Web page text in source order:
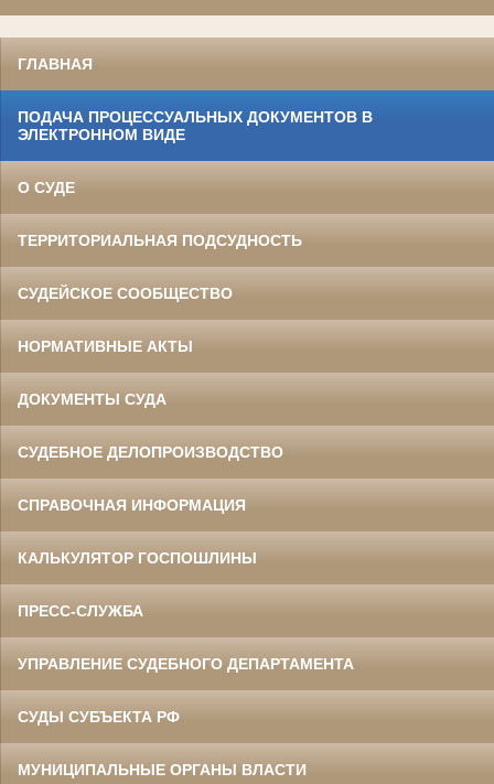
ГЛАВНАЯ
ПОДАЧА ПРОЦЕССУАЛЬНЫХ ДОКУМЕНТОВ В
ЭЛЕКТРОННОМ ВИДЕ
О СУДЕ
ТЕРРИТОРИАЛЬНАЯ ПОДСУДНОСТЬ
СУДЕЙСКОЕ СООБЩЕСТВО
НОРМАТИВНЫЕ АКТЫ
ДОКУМЕНТЫ СУДА
СУДЕБНОЕ ДЕЛОПРОИЗВОДСТВО
СПРАВОЧНАЯ ИНФОРМАЦИЯ
КАЛЬКУЛЯТОР ГОСПОШЛИНЫ
ПРЕСС-СЛУЖБА
УПРАВЛЕНИЕ СУДЕБНОГО ДЕПАРТАМЕНТА
СУДЫ СУБЪЕКТА РФ
МУНИЦИПАЛЬНЫЕ ОРГАНЫ ВЛАСТИ